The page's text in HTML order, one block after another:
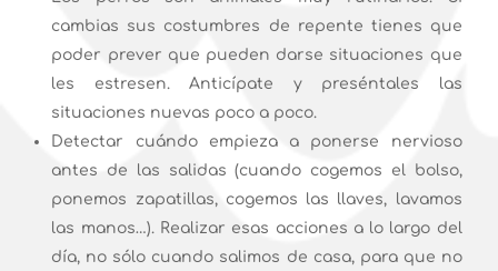
cambias sus costumbres de repente tienes que
poder prever que pueden darse situaciones que
les estresen. Anticípate y preséntales las
situaciones nuevas poco a poco.
Detectar cuándo empieza a ponerse nervioso
antes de las salidas (cuando cogemos el bolso,
ponemos zapatillas, cogemos las llaves, lavamos
las manos…). Realizar esas acciones a lo largo del
día, no sólo cuando salimos de casa, para que no